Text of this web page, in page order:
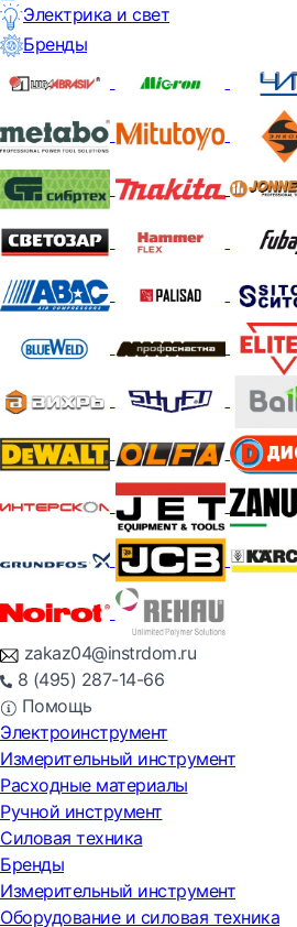
Электрика и свет
Бренды
zakaz04@instrdom.ru
8 (495) 287-14-66
Помощь
Электроинструмент
Измерительный инструмент
Расходные материалы
Ручной инструмент
Силовая техника
Бренды
Измерительный инструмент
Оборудование и силовая техника